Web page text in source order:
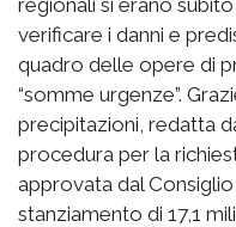
verificare i danni e
quadro delle opere di
“somme urgenze”.
precipitazioni, redatta
procedura per la
approvata dal
stanziamento di 17,1